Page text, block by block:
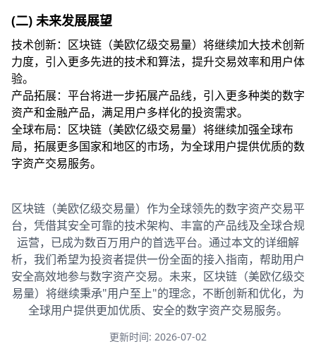
(二) 未来发展展望
技术创新：区块链（美欧亿级交易量）将继续加大技术创新
力度，引入更多先进的技术和算法，提升交易效率和用户体
验。
产品拓展：平台将进一步拓展产品线，引入更多种类的数字
资产和金融产品，满足用户多样化的投资需求。
全球布局：区块链（美欧亿级交易量）将继续加强全球布
局，拓展更多国家和地区的市场，为全球用户提供优质的数
字资产交易服务。
区块链（美欧亿级交易量）作为全球领先的数字资产交易平
台，凭借其安全可靠的技术架构、丰富的产品线及全球合规
运营，已成为数百万用户的首选平台。通过本文的详细解
析，我们希望为投资者提供一份全面的接入指南，帮助用户
安全高效地参与数字资产交易。未来，区块链（美欧亿级交
易量）将继续秉承"用户至上"的理念，不断创新和优化，为
全球用户提供更加优质、安全的数字资产交易服务。
更新时间: 2026-07-02